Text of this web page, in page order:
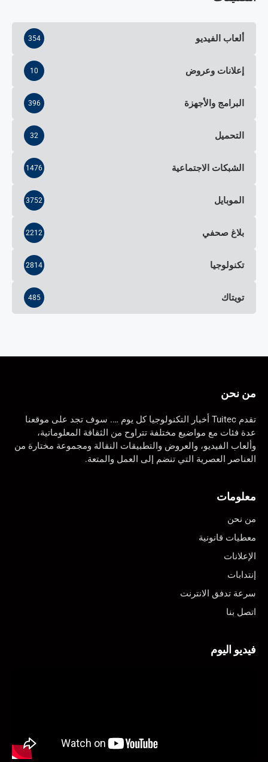
ألعاب الفيديو 354
إعلانات وعروض 10
البرامج والأجهزة 396
التحميل 32
الشبكات الاجتماعية 1476
الموبايل 3752
بلاغ صحفي 2212
تكنولوجيا 2814
تويتاك 485
من نحن
تقدم Tuitec أخبار التكنولوجيا كل يوم …. سوف تجد على موقعنا
عدة فئات مع مواضيع مختلفة تتراوح من الثقافة المعلوماتية،
وألعاب الفيديو، والعروض والتطبيقات النقالة ومجموعة مختارة من
العناصر العصرية التي تنضم إلى العمل والمتعة.
معلومات
من نحن
معطيات قانونية
الإعلانات
إنتدابات
سرعة تدفق الانترنت
اتصل بنا
فيديو اليوم